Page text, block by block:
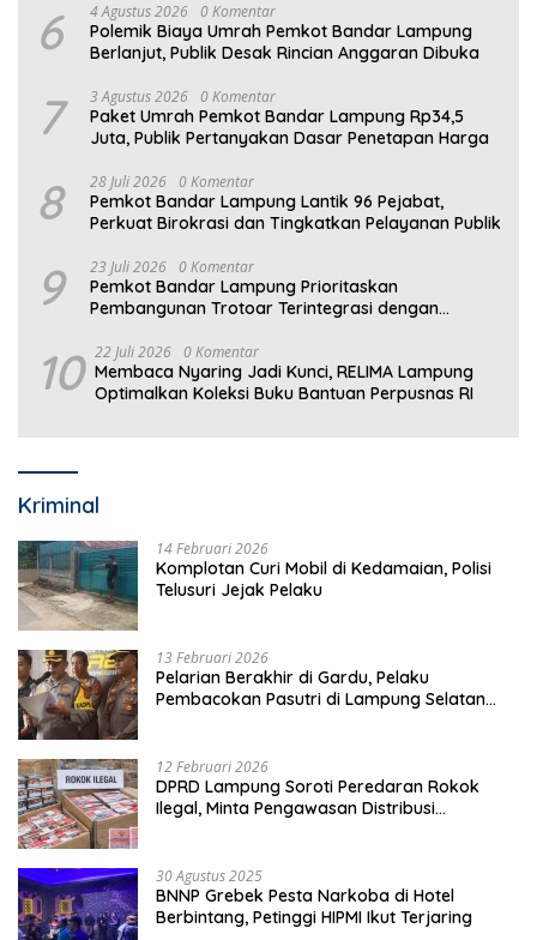
6 4 Agustus 2026 0 Komentar
Polemik Biaya Umrah Pemkot Bandar Lampung
Berlanjut, Publik Desak Rincian Anggaran Dibuka
7 3 Agustus 2026 0 Komentar
Paket Umrah Pemkot Bandar Lampung Rp34,5
Juta, Publik Pertanyakan Dasar Penetapan Harga
8 28 Juli 2026 0 Komentar
Pemkot Bandar Lampung Lantik 96 Pejabat,
Perkuat Birokrasi dan Tingkatkan Pelayanan Publik
9 23 Juli 2026 0 Komentar
Pemkot Bandar Lampung Prioritaskan
Pembangunan Trotoar Terintegrasi dengan
10 22 Juli 2026 0 Komentar
Membaca Nyaring Jadi Kunci, RELIMA Lampung
Optimalkan Koleksi Buku Bantuan Perpusnas RI
Kriminal
14 Februari 2026
Komplotan Curi Mobil di Kedamaian, Polisi
Telusuri Jejak Pelaku
13 Februari 2026
Pelarian Berakhir di Gardu, Pelaku
Pembacokan Pasutri di Lampung Selatan
12 Februari 2026
DPRD Lampung Soroti Peredaran Rokok
Ilegal, Minta Pengawasan Distribusi
30 Agustus 2025
BNNP Grebek Pesta Narkoba di Hotel
Berbintang, Petinggi HIPMI Ikut Terjaring